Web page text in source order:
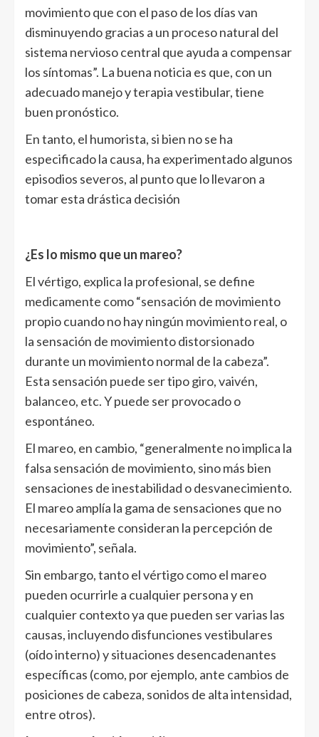
movimiento que con el paso de los días van
disminuyendo gracias a un proceso natural del
sistema nervioso central que ayuda a compensar
los síntomas”. La buena noticia es que, con un
adecuado manejo y terapia vestibular, tiene
buen pronóstico.
En tanto, el humorista, si bien no se ha
especificado la causa, ha experimentado algunos
episodios severos, al punto que lo llevaron a
tomar esta drástica decisión
¿Es lo mismo que un mareo?
El vértigo, explica la profesional, se define
medicamente como “sensación de movimiento
propio cuando no hay ningún movimiento real, o
la sensación de movimiento distorsionado
durante un movimiento normal de la cabeza”.
Esta sensación puede ser tipo giro, vaivén,
balanceo, etc. Y puede ser provocado o
espontáneo.
El mareo, en cambio, “generalmente no implica la
falsa sensación de movimiento, sino más bien
sensaciones de inestabilidad o desvanecimiento.
El mareo amplía la gama de sensaciones que no
necesariamente consideran la percepción de
movimiento”, señala.
Sin embargo, tanto el vértigo como el mareo
pueden ocurrirle a cualquier persona y en
cualquier contexto ya que pueden ser varias las
causas, incluyendo disfunciones vestibulares
(oído interno) y situaciones desencadenantes
específicas (como, por ejemplo, ante cambios de
posiciones de cabeza, sonidos de alta intensidad,
entre otros).